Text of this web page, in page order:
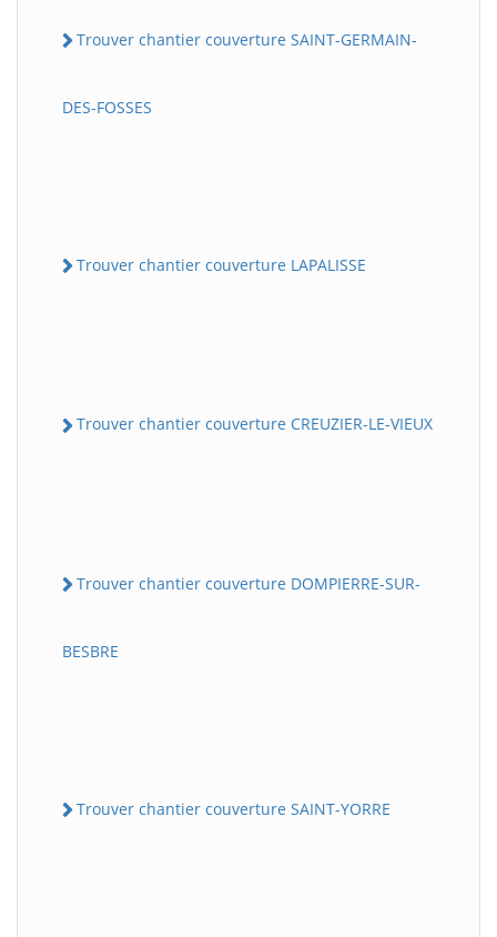
Trouver chantier couverture SAINT-GERMAIN-
DES-FOSSES
Trouver chantier couverture LAPALISSE
Trouver chantier couverture CREUZIER-LE-VIEUX
Trouver chantier couverture DOMPIERRE-SUR-
BESBRE
Trouver chantier couverture SAINT-YORRE